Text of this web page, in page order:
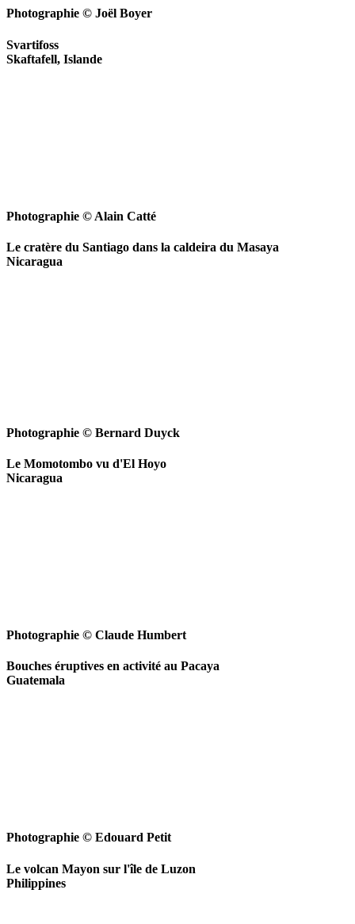
Photographie © Joël Boyer
Svartifoss
Skaftafell, Islande
Photographie © Alain Catté
Le cratère du Santiago dans la caldeira du Masaya
Nicaragua
Photographie © Bernard Duyck
Le Momotombo vu d'El Hoyo
Nicaragua
Photographie © Claude Humbert
Bouches éruptives en activité au Pacaya
Guatemala
Photographie © Edouard Petit
Le volcan Mayon sur l'île de Luzon
Philippines